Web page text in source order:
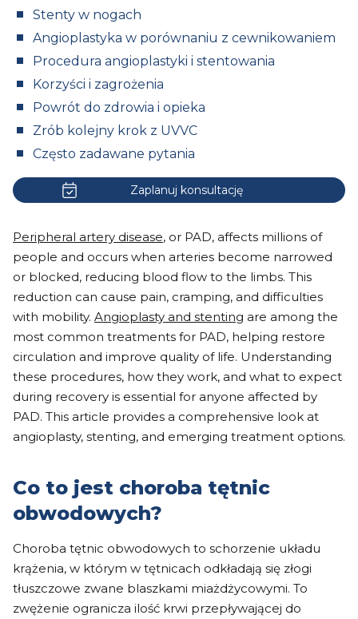
Stenty w nogach
Angioplastyka w porównaniu z cewnikowaniem
Procedura angioplastyki i stentowania
Korzyści i zagrożenia
Powrót do zdrowia i opieka
Zrób kolejny krok z UVVC
Często zadawane pytania
Zaplanuj konsultację
Peripheral artery disease, or PAD, affects millions of
people and occurs when arteries become narrowed
or blocked, reducing blood flow to the limbs. This
reduction can cause pain, cramping, and difficulties
with mobility. Angioplasty and stenting are among the
most common treatments for PAD, helping restore
circulation and improve quality of life. Understanding
these procedures, how they work, and what to expect
during recovery is essential for anyone affected by
PAD. This article provides a comprehensive look at
angioplasty, stenting, and emerging treatment options.
Co to jest choroba tętnic
obwodowych?
Choroba tętnic obwodowych to schorzenie układu
krążenia, w którym w tętnicach odkładają się złogi
tłuszczowe zwane blaszkami miażdżycowymi. To
zwężenie ogranicza ilość krwi przepływającej do